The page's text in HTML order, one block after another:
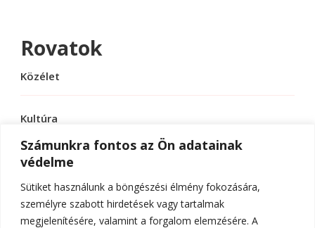
Számunkra fontos az Ön adatainak
védelme
Sütiket használunk a böngészési élmény fokozására,
személyre szabott hirdetések vagy tartalmak
megjelenítésére, valamint a forgalom elemzésére. A
Rovatok
Közélet
Kultúra
Sport
Tudomány